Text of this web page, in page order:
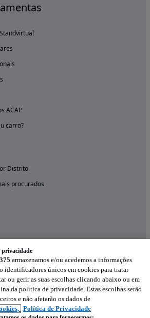
ACAP
carro?
Distrito
procurados
privacidade
375 armazenamos e/ou acedemos a informações
identificadores únicos em cookies para tratar
ou gerir as suas escolhas clicando abaixo ou em
da política de privacidade. Estas escolhas serão
e não afetarão os dados de
Política de Privacidade